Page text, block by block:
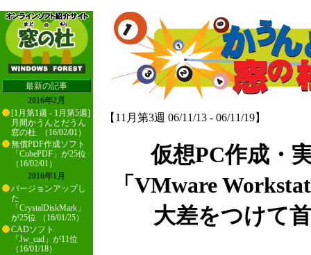
最新の記事
2016年2月
[1月第1週 - 1月第5週]
月間かうんとだうん
窓の杜 （16/02/01）
無償PDF作成ソフト
「CubePDF」が25位
（16/02/01）
2016年1月
バージョンアップし
た
「CrystalDiskMark」
が25位 （16/01/25）
CADソフト
「Jw_cad」が11位
（16/01/18）
【11月第3週 06/11/13 - 06/11/19】
仮想PC作成・
「VMware
大差をつけて